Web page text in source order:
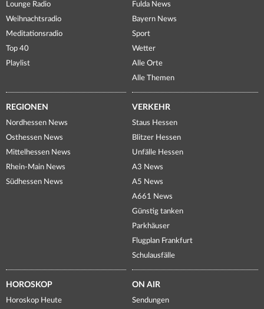
Lounge Radio
Weihnachtsradio
Meditationsradio
Top 40
Playlist
Fulda News
Bayern News
Sport
Wetter
Alle Orte
Alle Themen
REGIONEN
Nordhessen News
Osthessen News
Mittelhessen News
Rhein-Main News
Südhessen News
VERKEHR
Staus Hessen
Blitzer Hessen
Unfälle Hessen
A3 News
A5 News
A661 News
Günstig tanken
Parkhäuser
Flugplan Frankfurt
Schulausfälle
HOROSKOP
Horoskop Heute
ON AIR
Sendungen